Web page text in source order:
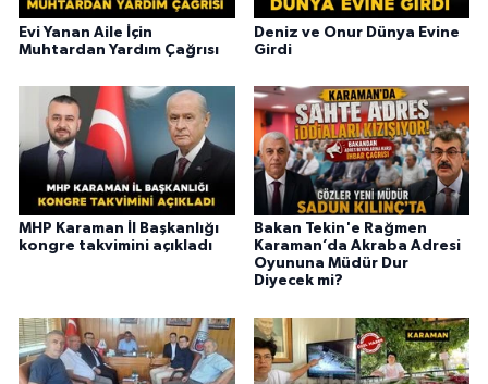
Evi Yanan Aile İçin
Muhtardan Yardım Çağrısı
Deniz ve Onur Dünya Evine
Girdi
MHP Karaman İl Başkanlığı
kongre takvimini açıkladı
Bakan Tekin'e Rağmen
Karaman’da Akraba Adresi
Oyununa Müdür Dur
Diyecek mi?